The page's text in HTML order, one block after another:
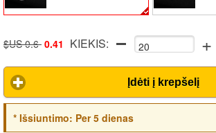
$US 0.6 0.41 KIEKIS: +
Įdėti į krepšelį
*Išsiuntimo: Per 5 dienas